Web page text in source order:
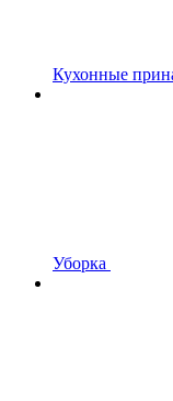
Кухонные
Уборка